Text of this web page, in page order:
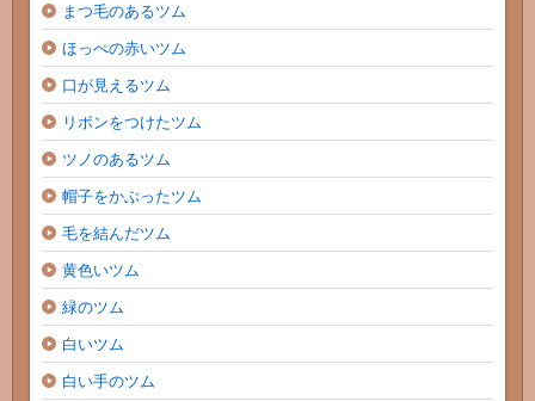
まつ毛のあるツム
ほっぺの赤いツム
口が見えるツム
リボンをつけたツム
ツノのあるツム
帽子をかぶったツム
毛を結んだツム
黄色いツム
緑のツム
白いツム
白い手のツム